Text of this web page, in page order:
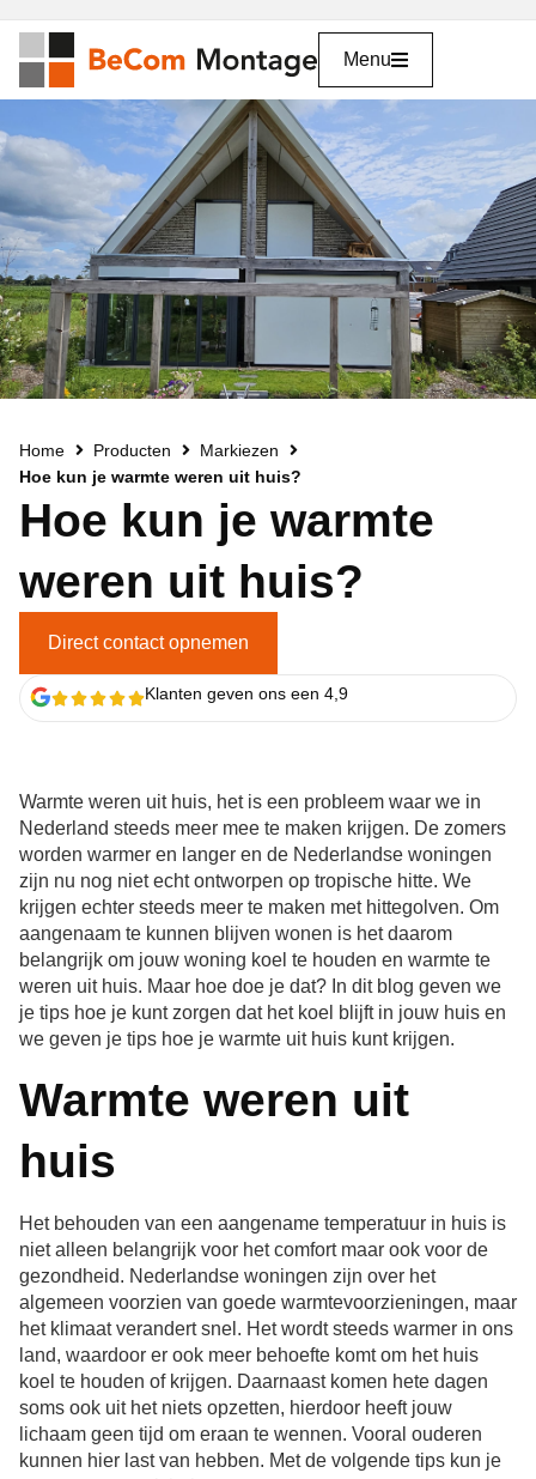
Menu
Home Producten
Markiezen
Hoe kun je warmte weren uit huis?
Hoe kun je warmte
weren uit huis?
Direct contact opnemen
Klanten geven ons een 4,9
Warmte weren uit huis, het is een probleem waar we in
Nederland steeds meer mee te maken krijgen. De zomers
worden warmer en langer en de Nederlandse woningen
zijn nu nog niet echt ontworpen op tropische hitte. We
krijgen echter steeds meer te maken met hittegolven. Om
aangenaam te kunnen blijven wonen is het daarom
belangrijk om jouw woning koel te houden en warmte te
weren uit huis. Maar hoe doe je dat? In dit blog geven we
je tips hoe je kunt zorgen dat het koel blijft in jouw huis en
we geven je tips hoe je warmte uit huis kunt krijgen.
Warmte weren uit
huis
Het behouden van een aangename temperatuur in huis is
niet alleen belangrijk voor het comfort maar ook voor de
gezondheid. Nederlandse woningen zijn over het
algemeen voorzien van goede warmtevoorzieningen, maar
het klimaat verandert snel. Het wordt steeds warmer in ons
land, waardoor er ook meer behoefte komt om het huis
koel te houden of krijgen. Daarnaast komen hete dagen
soms ook uit het niets opzetten, hierdoor heeft jouw
lichaam geen tijd om eraan te wennen. Vooral ouderen
kunnen hier last van hebben. Met de volgende tips kun je